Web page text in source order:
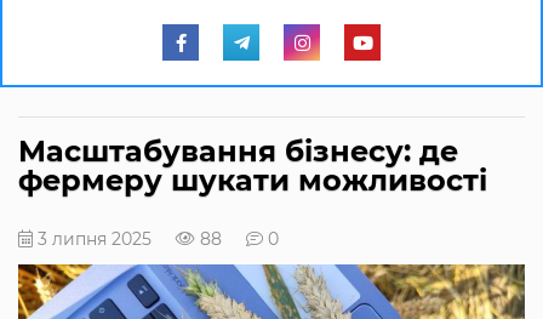
Масштабування бізнесу: де
фермеру шукати можливості
3 липня 2025 88 0